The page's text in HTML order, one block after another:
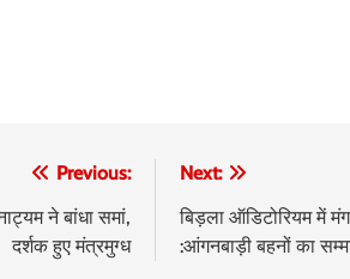
Previous:
ने बांधा समां,
दर्शक हुए मंत्रमुग्ध
Next:
बिड़ला ऑडिटोरियम में
:आंगनबाड़ी बहनों का